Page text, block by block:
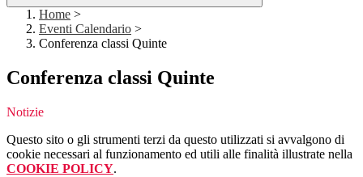
Home >
Eventi Calendario >
Conferenza classi Quinte
Conferenza classi Quinte
Notizie
Questo sito o gli strumenti terzi da questo utilizzati si avvalgono di
cookie necessari al funzionamento ed utili alle finalità illustrate nella
COOKIE POLICY.